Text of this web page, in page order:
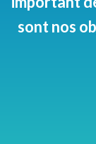
sont nos